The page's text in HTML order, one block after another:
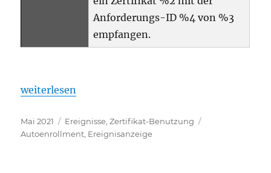
Anforderungs-ID %4 von %3
empfangen.
„Details zum Ereignis mit ID 14 der Quelle
weiterlesen
Veröffentlicht
am
Mai 2021 Kategorien
Ereignisse ,Zertifikat-Benutzung
Autoenrollment Ereignisanzeige